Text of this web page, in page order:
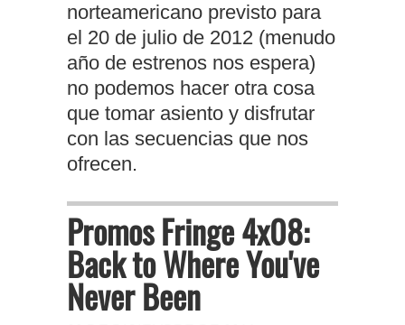
norteamericano previsto para
el 20 de julio de 2012 (menudo
año de estrenos nos espera)
no podemos hacer otra cosa
que tomar asiento y disfrutar
con las secuencias que nos
ofrecen.
Promos Fringe 4x08:
Back to Where You've
Never Been